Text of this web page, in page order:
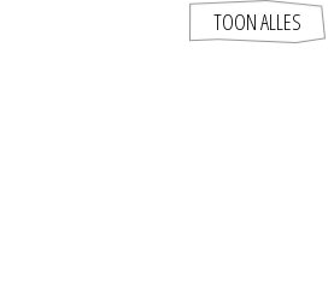
TOON ALLES